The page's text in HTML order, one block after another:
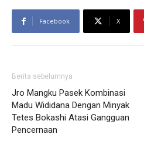
Facebook X
Berita sebelumnya
Jro Mangku Pasek Kombinasi
Madu Wididana Dengan Minyak
Tetes Bokashi Atasi Gangguan
Pencernaan